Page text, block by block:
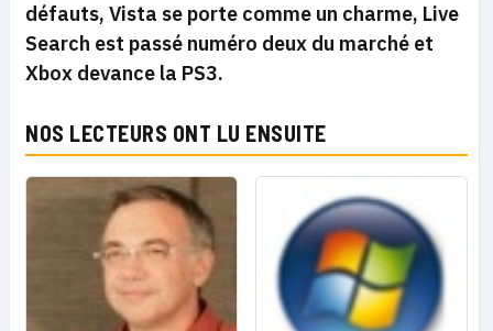
défauts, Vista se porte comme un charme, Live
Search est passé numéro deux du marché et
Xbox devance la PS3.
NOS LECTEURS ONT LU ENSUITE